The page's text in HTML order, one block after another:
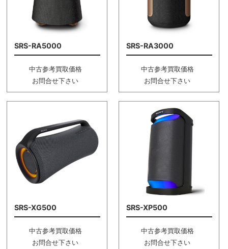
SRS-RA5000
中古参考買取価格
お問合せ下さい
SRS-RA3000
中古参考買取価格
お問合せ下さい
SRS-XG500
中古参考買取価格
お問合せ下さい
SRS-XP500
中古参考買取価格
お問合せ下さい